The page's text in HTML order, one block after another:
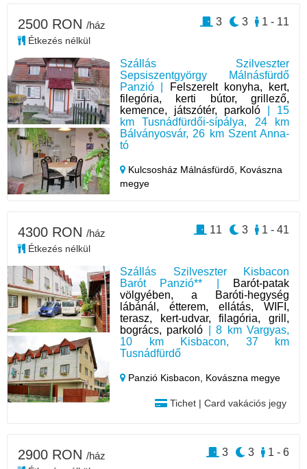
Szállás Szilveszter
Sepsiszentgyörgy Málnásfürdő
Panzió |
Felszerelt konyha, kert,
filegória, kerti bútor, grillező,
kemence, játszótér, parkoló | 15
km Tusnádfürdői-sípálya, 24 km
Bálványosvár, 26 km Szent Anna-
tó
Kulcsosház Málnásfürdő, Kovászna
megye
2500 RON /ház
Étkezés nélkül
1 - 11
3
3
Szállás Szilveszter Kisbacon
Barót Panzió** |
Barót-patak
völgyében, a Baróti-hegység
lábánál, étterem, ellátás, WIFI,
terasz, kert-udvar, filagória, grill,
bogrács, parkoló | 8 km Vargyas,
10 km Kisbacon, 37 km
Tusnádfürdő
Panzió Kisbacon, Kovászna megye
Tichet | Card vakációs jegy
4300 RON /ház
Étkezés nélkül
1 - 41
3
11
2900 RON /ház 1 - 6
3
3